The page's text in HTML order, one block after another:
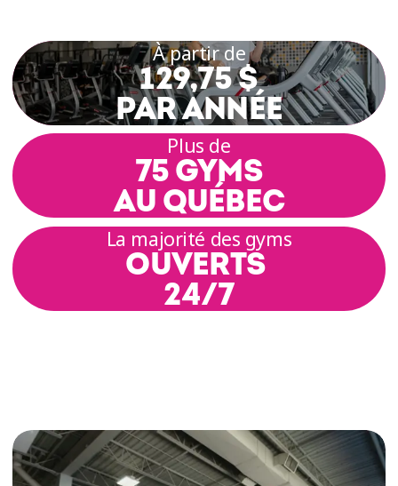
Chez Éconofitness, on offre des entraînements
sportifs de VELOCYCLE™ accessibles à tou·te·s.
Tous nos gyms sont équipés de vélos de
spinning modernes, conçus pour maximiser ta
séance.
Que tu souhaites améliorer ton endurance
globale, renforcer tes muscles stabilisateurs ou
simplement brûler de l’énergie, nos
entraînements de VELOCYCLE™ sont l’idéal! Tu
es même libre de faire ton entrainement
préféré autant de fois qu'il te plaît.
tout moment! Avec un rythme dynamique et un
coach motivant, chaque session devient un
excellent exercice pour booster ta motivation!
À partir de
129,75 $
PAR ANNÉE
Plus de
75 GYMS
AU QUÉBEC
La majorité des gyms
OUVERTS
24/7